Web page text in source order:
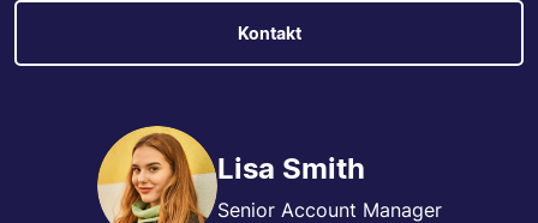
Kontakt
Lisa Smith
Senior Account Manager